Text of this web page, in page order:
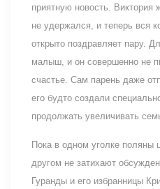
приятную новость. Виктория
не удержался, и теперь вся
открыто поздравляет пару.
малыш, и он совершенно не
счастье. Сам парень даже
его будто создали
продолжать увеличивать
Пока в одном уголке поляны
другом не затихают
Гуранды и его избранницы